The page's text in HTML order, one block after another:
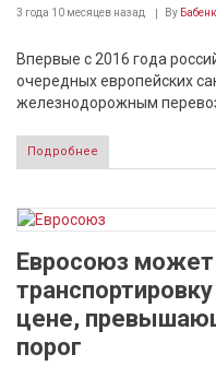
3 года 10 месяцев назад By
Впервые с 2016 года
очередных европейских
железнодорожным
Подробнее
Евросоюз может
цене,
порог